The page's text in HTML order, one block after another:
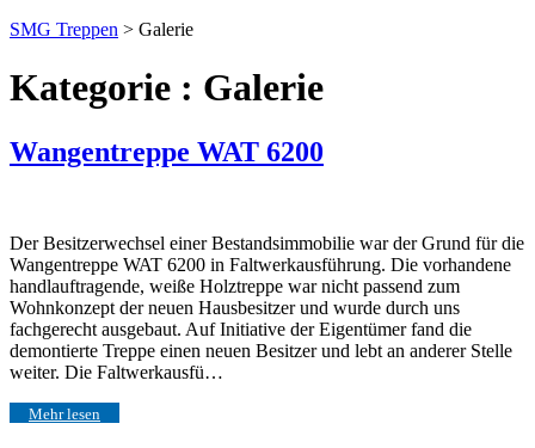
SMG Treppen > Galerie
Kategorie : Galerie
Wangentreppe WAT 6200
Der Besitzerwechsel einer Bestandsimmobilie war der Grund für die
Wangentreppe WAT 6200 in Faltwerkausführung. Die vorhandene
handlauftragende, weiße Holztreppe war nicht passend zum
Wohnkonzept der neuen Hausbesitzer und wurde durch uns
fachgerecht ausgebaut. Auf Initiative der Eigentümer fand die
demontierte Treppe einen neuen Besitzer und lebt an anderer Stelle
weiter. Die Faltwerkausfü…
Mehr lesen